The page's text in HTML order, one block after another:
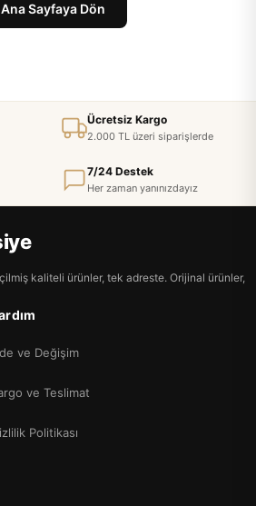
Ana Sayfaya Dön
Ücretsiz Kargo
2.000 TL üzeri siparişlerde
7/24 Destek
Her zaman yanınızdayız
kaliteli ürünler, tek adreste. Orijinal ürünler,
ve Değişim
ve Teslimat
Politikası